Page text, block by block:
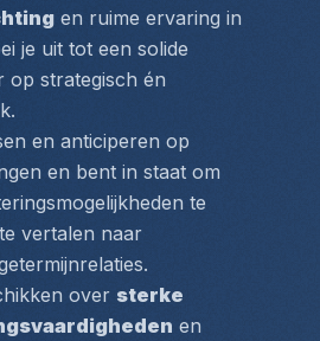
en ruime ervaring in
je uit tot een solide
op strategisch én
en anticiperen op
en bent in staat om
te
vertalen naar
over sterke
en